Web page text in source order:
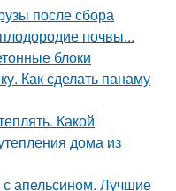
после сбора
почвы...
блоки
Как сделать панаму
Какой
дома из
с апельсином. Лучшие